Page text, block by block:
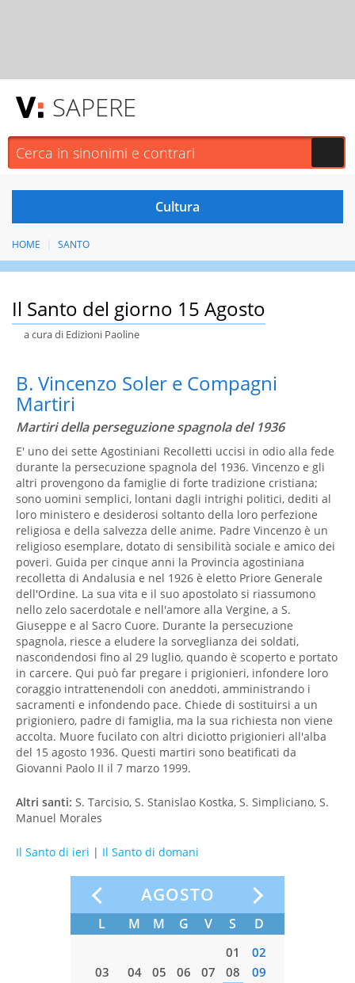
SAPERE
HOME SANTO
Il Santo del giorno 15 Agosto
a cura di Edizioni Paoline
B. Vincenzo Soler e Compagni
Martiri
Martiri della perseguzione spagnola del 1936
E' uno dei sette Agostiniani Recolletti uccisi in odio alla fede
durante la persecuzione spagnola del 1936. Vincenzo e gli
altri provengono da famiglie di forte tradizione cristiana;
sono uomini semplici, lontani dagli intrighi politici, dediti al
loro ministero e desiderosi soltanto della loro perfezione
religiosa e della salvezza delle anime. Padre Vincenzo è un
religioso esemplare, dotato di sensibilità sociale e amico dei
poveri. Guida per cinque anni la Provincia agostiniana
recolletta di Andalusia e nel 1926 è eletto Priore Generale
dell'Ordine. La sua vita e il suo apostolato si riassumono
nello zelo sacerdotale e nell'amore alla Vergine, a S.
Giuseppe e al Sacro Cuore. Durante la persecuzione
spagnola, riesce a eludere la sorveglianza dei soldati,
nascondendosi fino al 29 luglio, quando è scoperto e portato
in carcere. Qui può far pregare i prigionieri, infondere loro
coraggio intrattenendoli con aneddoti, amministrando i
sacramenti e infondendo pace. Chiede di sostituirsi a un
prigioniero, padre di famiglia, ma la sua richiesta non viene
accolta. Muore fucilato con altri diciotto prigionieri all'alba
del 15 agosto 1936. Questi martiri sono beatificati da
Giovanni Paolo II il 7 marzo 1999.
Altri santi: S. Tarcisio, S. Stanislao Kostka, S. Simpliciano, S.
Manuel Morales
Il Santo di ieri | Il Santo di domani
AGOSTO
L M M G V S D
01
02
03
04 05 06 07 08
09